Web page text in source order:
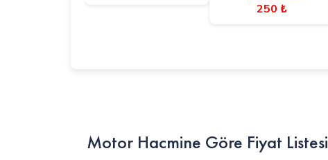
250 ₺
Motor Hacmine Göre Fiyat Listesi